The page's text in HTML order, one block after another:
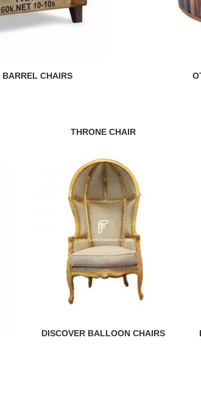
BARREL CHAIRS
THRONE CHAIR
DISCOVER BALLOON CHAIRS